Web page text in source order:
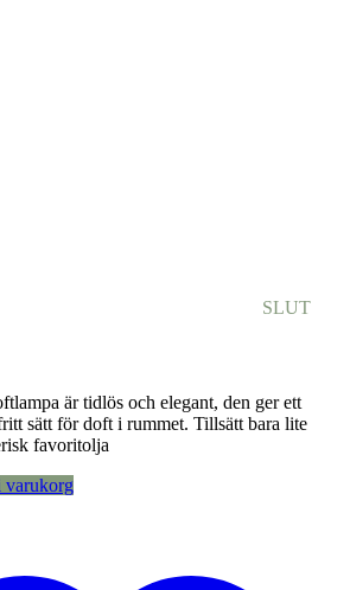
SLUT
är tidlös och elegant, den ger ett
sätt för doft i rummet. Tillsätt bara lite
favoritolja
varukorg